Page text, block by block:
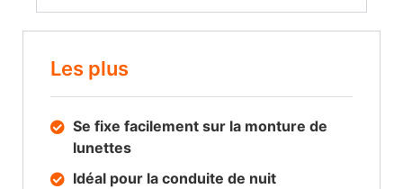
Les plus
Se fixe facilement sur la monture de
lunettes
Idéal pour la conduite de nuit